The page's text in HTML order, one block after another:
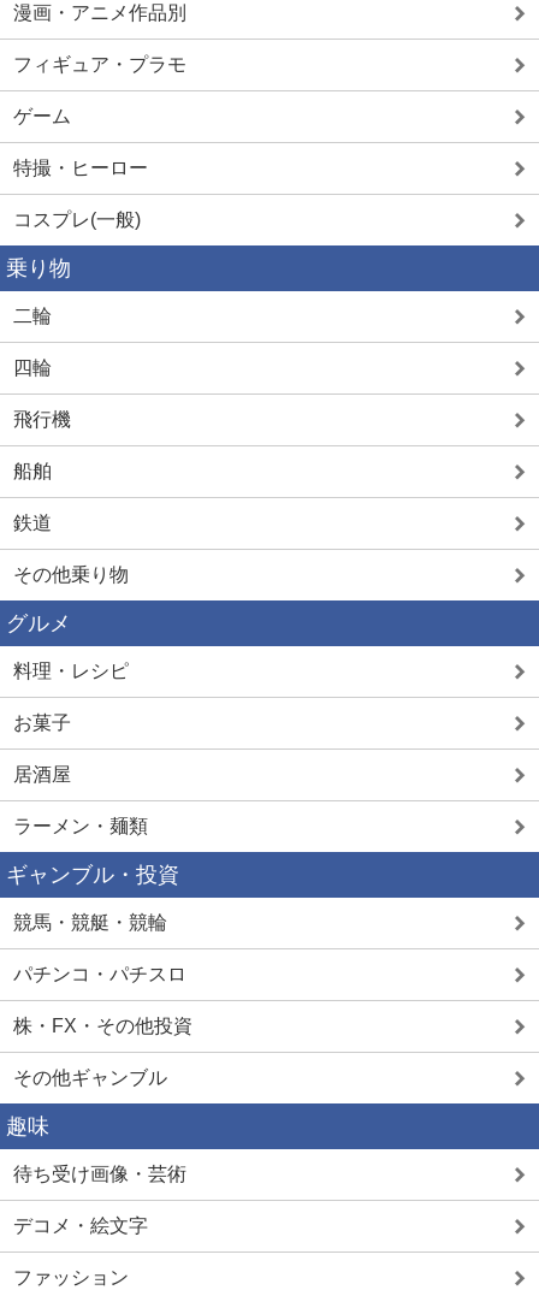
漫画・アニメ作品別
フィギュア・プラモ
ゲーム
特撮・ヒーロー
コスプレ(一般)
乗り物
二輪
四輪
飛行機
船舶
鉄道
その他乗り物
グルメ
料理・レシピ
お菓子
居酒屋
ラーメン・麺類
ギャンブル・投資
競馬・競艇・競輪
パチンコ・パチスロ
株・FX・その他投資
その他ギャンブル
趣味
待ち受け画像・芸術
デコメ・絵文字
ファッション